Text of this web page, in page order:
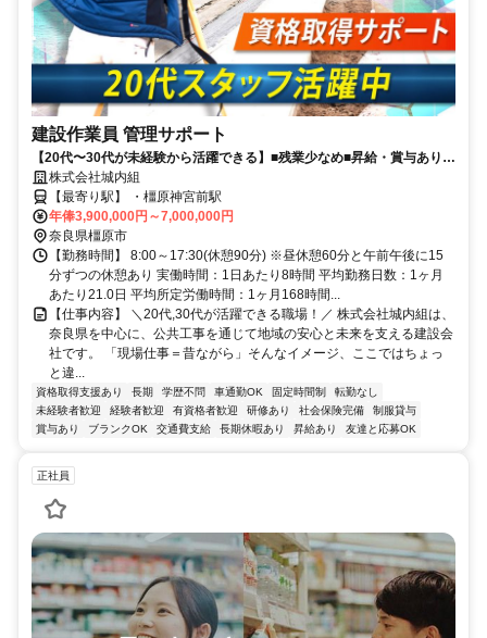
建設作業員 管理サポート
【20代〜30代が未経験から活躍できる】■残業少なめ■昇給・賞与あり■
長期休暇・有給休暇あり■決算賞与6年連続支給中■週休2日制(土日祝)
株式会社城内組
【最寄り駅】 ・橿原神宮前駅
年俸3,900,000円～7,000,000円
奈良県橿原市
【勤務時間】 8:00～17:30(休憩90分) ※昼休憩60分と午前午後に15
分ずつの休憩あり 実働時間：1日あたり8時間 平均勤務日数：1ヶ月
あたり21.0日 平均所定労働時間：1ヶ月168時間...
【仕事内容】 ＼20代,30代が活躍できる職場！／ 株式会社城内組は、
奈良県を中心に、公共工事を通じて地域の安心と未来を支える建設会
社です。 「現場仕事＝昔ながら」そんなイメージ、ここではちょっ
と違...
資格取得支援あり 長期 学歴不問 車通勤OK 固定時間制
転勤なし
未経験者歓迎
経験者歓迎 有資格者歓迎 研修あり 社会保険完備
制服貸与
賞与あり
ブランクOK 交通費支給 長期休暇あり 昇給あり 友達と応募OK
正社員